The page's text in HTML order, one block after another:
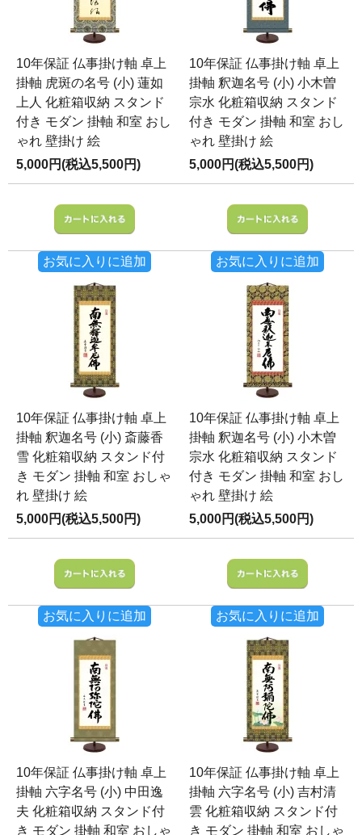
10年保証 仏事掛け軸 卓上
掛軸 虎斑の名号 (小) 蓮如
上人 化粧箱収納 スタンド
付き モダン 掛軸 和室 おし
ゃれ 壁掛け 絵
5,000円(税込5,500円)
お気に入りに追加
10年保証 仏事掛け軸 卓上
掛軸 釈迦名号 (小) 小木曽
宗水 化粧箱収納 スタンド
付き モダン 掛軸 和室 おし
ゃれ 壁掛け 絵
5,000円(税込5,500円)
お気に入りに追加
10年保証 仏事掛け軸 卓上
掛軸 釈迦名号 (小) 斎藤香
雪 化粧箱収納 スタンド付
き モダン 掛軸 和室 おしゃ
れ 壁掛け 絵
5,000円(税込5,500円)
お気に入りに追加
10年保証 仏事掛け軸 卓上
掛軸 釈迦名号 (小) 小木曽
宗水 化粧箱収納 スタンド
付き モダン 掛軸 和室 おし
ゃれ 壁掛け 絵
5,000円(税込5,500円)
お気に入りに追加
10年保証 仏事掛け軸 卓上
掛軸 六字名号 (小) 中田逸
夫 化粧箱収納 スタンド付
き モダン 掛軸 和室 おしゃ
10年保証 仏事掛け軸 卓上
掛軸 六字名号 (小) 吉村清
雲 化粧箱収納 スタンド付
き モダン 掛軸 和室 おしゃ